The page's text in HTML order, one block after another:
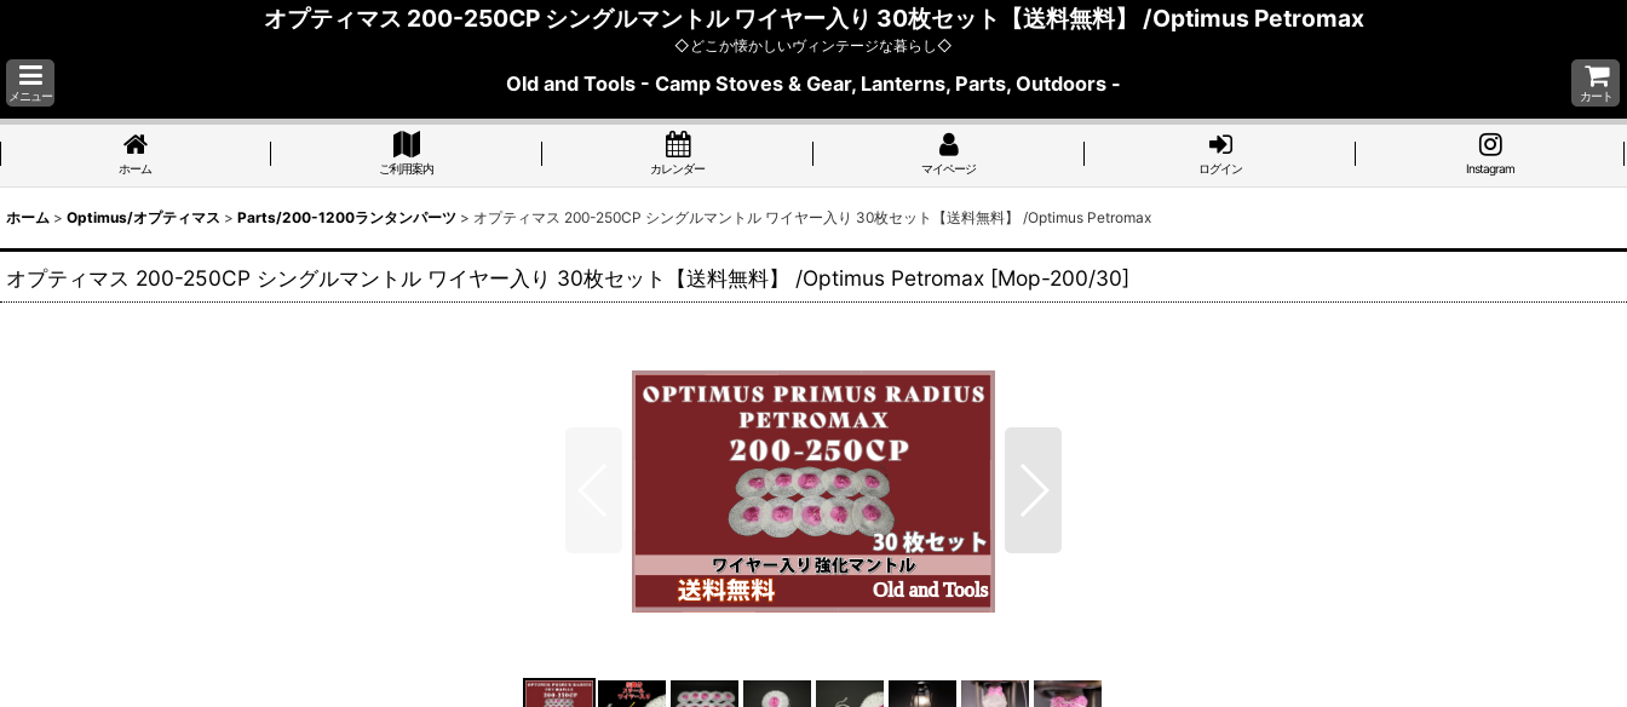
オプティマス 200-250CP シングルマントル ワイヤー入り 30枚セット【送料無料】 /Optimus Petromax
◇どこか懐かしいヴィンテージな暮らし◇
メニュー
Old and Tools - Camp Stoves & Gear, Lanterns, Parts, Outdoors -
カート
ホーム ご利用案内 カレンダー マイページ ログイン Instagram
ホーム > Optimus/オプティマス > Parts/200-1200ランタンパーツ > オプティマス 200-250CP シングルマントル ワイヤー入り 30枚セット【送料無料】 /Optimus Petromax
オプティマス 200-250CP シングルマントル ワイヤー入り 30枚セット【送料無料】 /Optimus Petromax [Mop-200/30]